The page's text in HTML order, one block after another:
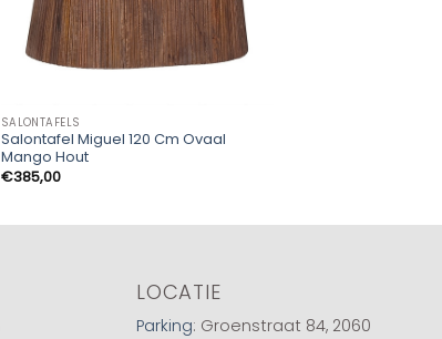
SALONTAFELS
Salontafel Miguel 120 Cm Ovaal
Mango Hout
€385,00
LOCATIE
Parking: Groenstraat 84, 2060